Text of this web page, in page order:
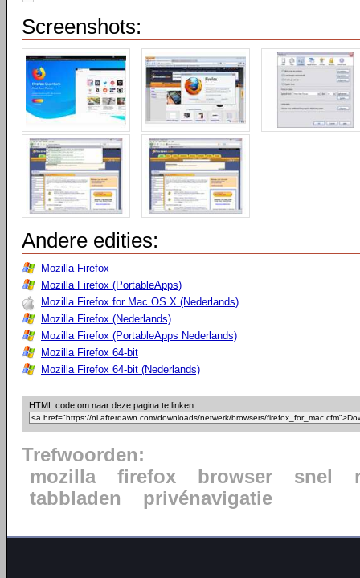
Screenshots:
Andere edities:
Mozilla Firefox
Mozilla Firefox (PortableApps)
Mozilla Firefox for Mac OS X (Nederlands)
Mozilla Firefox (Nederlands)
Mozilla Firefox (PortableApps Nederlands)
Mozilla Firefox 64-bit
Mozilla Firefox 64-bit (Nederlands)
HTML code om naar deze pagina te linken:
Trefwoorden:
mozilla
firefox browser snel
tabbladen
privénavigatie